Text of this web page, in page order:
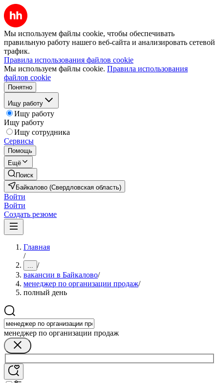
Мы используем файлы cookie, чтобы обеспечивать
правильную работу нашего веб-сайта и анализировать сетевой
трафик.
Правила использования файлов cookie
Мы используем файлы cookie. Правила использования
файлов cookie
Понятно
Ищу работу
Ищу работу
Ищу работу
Ищу сотрудника
Сервисы
Помощь
Ещё
Поиск
Байкалово (Свердловская область)
Войти
Войти
Создать резюме
Главная
/
... /
вакансии в Байкалово/
менеджер по организации продаж/
полный день
менеджер по организации продаж